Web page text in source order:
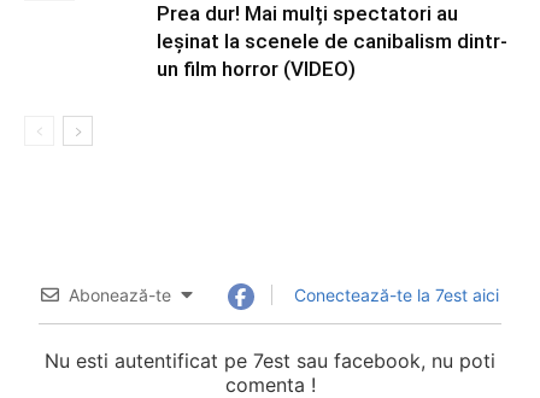
Prea dur! Mai mulți spectatori au
leșinat la scenele de canibalism dintr-
un film horror (VIDEO)
Abonează-te Conectează-te la 7est aici
Nu esti autentificat pe 7est sau facebook, nu poti
comenta !